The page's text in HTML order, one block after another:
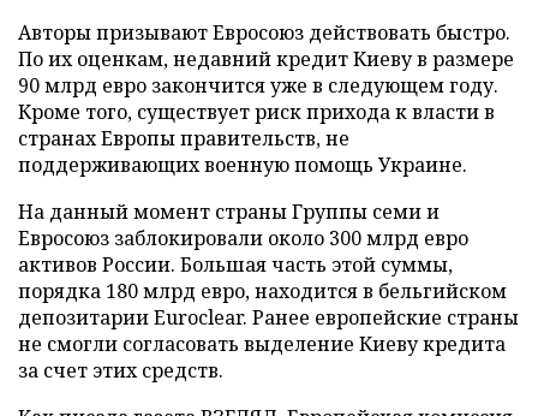
Авторы призывают Евросоюз действовать быстро.
По их оценкам, недавний кредит Киеву в размере
90 млрд евро закончится уже в следующем году.
Кроме того, существует риск прихода к власти в
странах Европы правительств, не
поддерживающих военную помощь Украине.
На данный момент страны Группы семи и
Евросоюз заблокировали около 300 млрд евро
активов России. Большая часть этой суммы,
порядка 180 млрд евро, находится в бельгийском
депозитарии Euroclear. Ранее европейские страны
не смогли согласовать выделение Киеву кредита
за счет этих средств.